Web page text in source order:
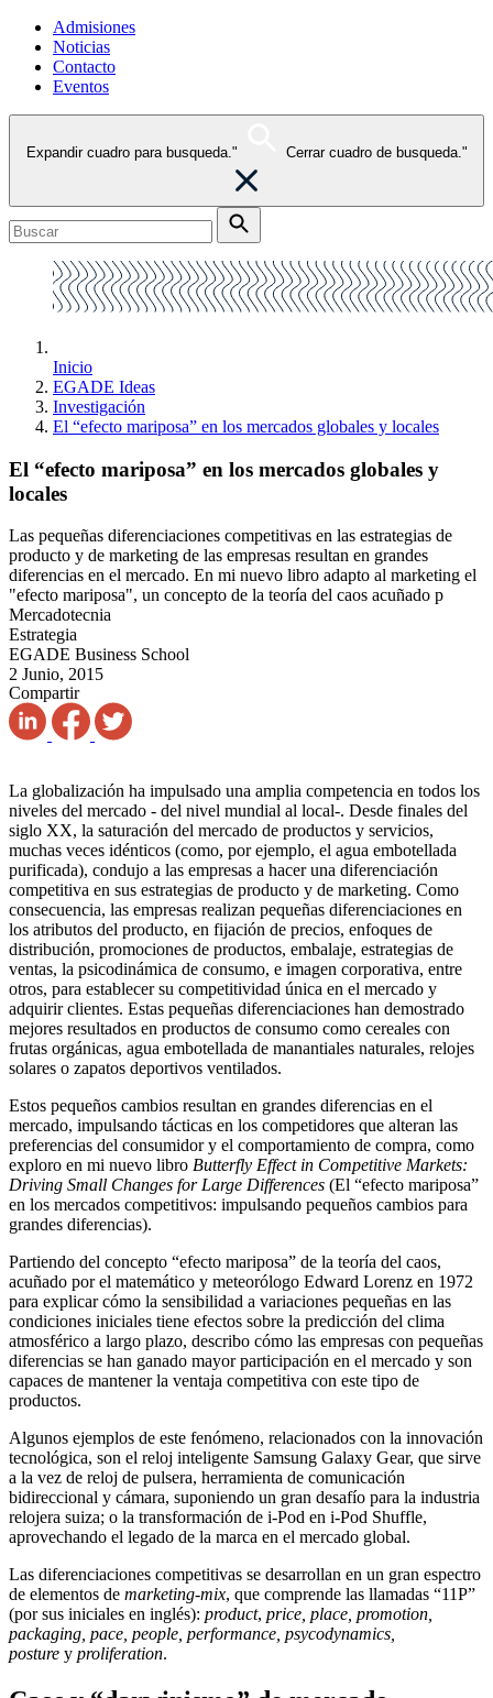
Admisiones
Noticias
Contacto
Eventos
Expandir cuadro para busqueda." Cerrar cuadro de busqueda."
Inicio
EGADE Ideas
Investigación
El “efecto mariposa” en los mercados globales y locales
El “efecto mariposa” en los mercados globales y
locales
Las pequeñas diferenciaciones competitivas en las estrategias de
producto y de marketing de las empresas resultan en grandes
diferencias en el mercado. En mi nuevo libro adapto al marketing el
"efecto mariposa", un concepto de la teoría del caos acuñado p
Mercadotecnia
Estrategia
EGADE Business School
2 Junio, 2015
Compartir
La globalización ha impulsado una amplia competencia en todos los
niveles del mercado - del nivel mundial al local-. Desde finales del
siglo XX, la saturación del mercado de productos y servicios,
muchas veces idénticos (como, por ejemplo, el agua embotellada
purificada), condujo a las empresas a hacer una diferenciación
competitiva en sus estrategias de producto y de marketing. Como
consecuencia, las empresas realizan pequeñas diferenciaciones en
los atributos del producto, en fijación de precios, enfoques de
distribución, promociones de productos, embalaje, estrategias de
ventas, la psicodinámica de consumo, e imagen corporativa, entre
otros, para establecer su competitividad única en el mercado y
adquirir clientes. Estas pequeñas diferenciaciones han demostrado
mejores resultados en productos de consumo como cereales con
frutas orgánicas, agua embotellada de manantiales naturales, relojes
solares o zapatos deportivos ventilados.
Estos pequeños cambios resultan en grandes diferencias en el
mercado, impulsando tácticas en los competidores que alteran las
preferencias del consumidor y el comportamiento de compra, como
exploro en mi nuevo libro Butterfly Effect in Competitive Markets:
Driving Small Changes for Large Differences (El “efecto mariposa”
en los mercados competitivos: impulsando pequeños cambios para
grandes diferencias).
Partiendo del concepto “efecto mariposa” de la teoría del caos,
acuñado por el matemático y meteorólogo Edward Lorenz en 1972
para explicar cómo la sensibilidad a variaciones pequeñas en las
condiciones iniciales tiene efectos sobre la predicción del clima
atmosférico a largo plazo, describo cómo las empresas con pequeñas
diferencias se han ganado mayor participación en el mercado y son
capaces de mantener la ventaja competitiva con este tipo de
productos.
Algunos ejemplos de este fenómeno, relacionados con la innovación
tecnológica, son el reloj inteligente Samsung Galaxy Gear, que sirve
a la vez de reloj de pulsera, herramienta de comunicación
bidireccional y cámara, suponiendo un gran desafío para la industria
relojera suiza; o la transformación de i-Pod en i-Pod Shuffle,
aprovechando el legado de la marca en el mercado global.
Las diferenciaciones competitivas se desarrollan en un gran espectro
de elementos de marketing-mix, que comprende las llamadas “11P”
(por sus iniciales en inglés): product, price, place, promotion,
packaging, pace, people, performance, psycodynamics,
posture y proliferation.